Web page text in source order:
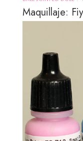
Maquillaje: